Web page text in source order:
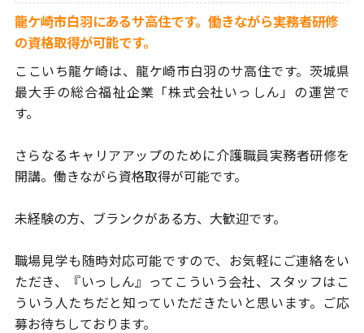
龍ケ崎市白羽にあるサ高住です。働きながら実務者研修
の資格取得が可能です。
ここいち龍ケ崎は、龍ケ崎市白羽のサ高住です。 茨城県
最大手の総合福祉企業「株式会社いっしん」の運営で
す。
さらなるキャリアアップのために介護職員実務者研修を
開講。 働きながら資格取得が可能です。
未経験の方、ブランクがある方、大歓迎です。
職場見学も随時対応可能ですので、お気軽にご連絡をい
ただき、
『いっしん』ってこういう会社、スタッフはこ
ういう人たちだと知っていただきたいと思います。ご応
募お待ちしております。